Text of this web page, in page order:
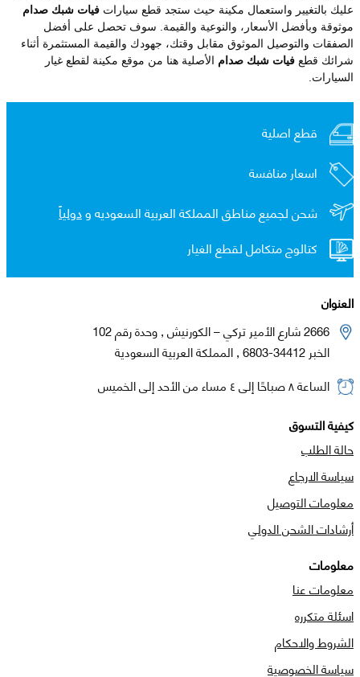
عليك بالتغيير واستعمال مكينة حيث ستجد قطع سيارات فيات شبك صدام
موثوقة وبأفضل الأسعار، والنوعية والقيمة. سوف تحصل على أفضل
الصفقات والتوصيل الموثوق مقابل وقتك، جهودك والقيمة المستثمرة أثناء
شرائك قطع فيات شبك صدام الأصلية هنا من موقع مكينة لقطع غيار
السيارات.
قطع اصلية
اسعار منافسة
شحن لجميع مناطق المملكة العربية السعوديه ودولياً
كتالوج متكامل لقطع الغيار
العنوان
2666 شارع الأمير تركي – الكورنيش , وحدة رقم 102
الخبر 34412-6803 , المملكة العربية السعودية
الساعة ٨ صباحًا إلى ٤ مساء من الأحد إلى الخميس
كيفية التسوق
حالة الطلب
سياسة الارجاع
معلومات التوصيل
أرشادات الشحن الدولي
معلومات
معلومات عنا
اسئلة متكرره
الشروط والاحكام
سياسة الخصوصية